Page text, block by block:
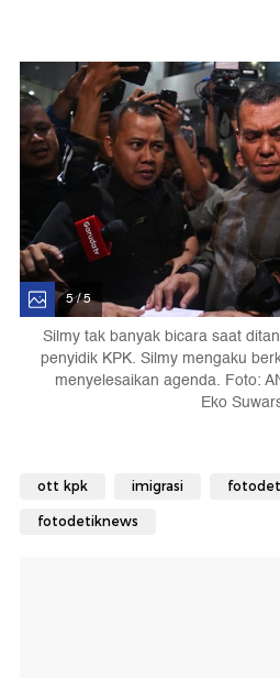
5 / 5
Silmy tak banyak bicara saat
penyidik KPK. Silmy mengaku
menyelesaikan agenda. Foto:
Eko
ott kpk imigrasi
fotodetiknews